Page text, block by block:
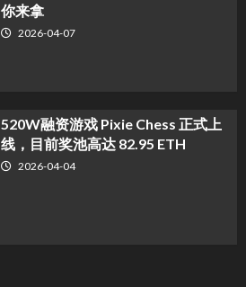
你来拿
2026-04-07
520W融资游戏 Pixie Chess 正式上
线，目前奖池高达 82.95 ETH
2026-04-04